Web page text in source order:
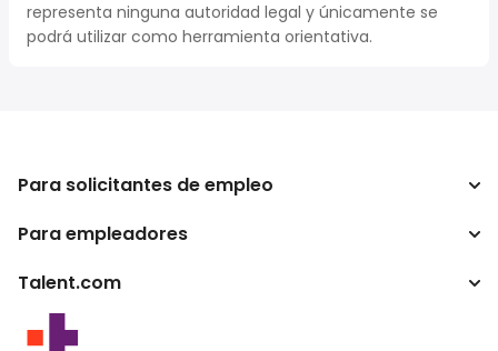
representa ninguna autoridad legal y únicamente se
podrá utilizar como herramienta orientativa.
Para solicitantes de empleo
Buscador de trabajo
Conversor de salario
Para empleadores
Empresa
Talent.com
Otros países